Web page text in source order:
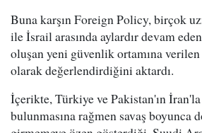
Buna karşın Foreign Policy, birçok
ile İsrail arasında aylardır devam
oluşan yeni güvenlik ortamına
olarak değerlendirdiğini aktardı.
İçerikte, Türkiye ve Pakistan'ın İran'la
bulunmasına rağmen savaş boyunca